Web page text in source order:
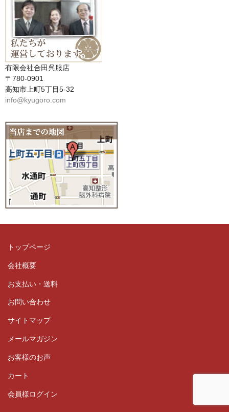
有限会社合田呉服店
〒780-0901
高知市上町5丁目5-32
info@kyugoro.com
トップページ
会社概要
お支払い・送料
お問い合わせ
サイトマップ
メールマガジン
お客様のお声
カート
会員様ログイン